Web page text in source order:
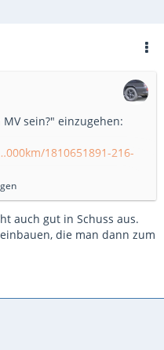
sein?" einzugehen:
1810651891-216-
der Farbe etwas
dach/1804829732-216-
"altem Cockpit" " ... das
wirklich geben sollen
diese Laufleistung.
auch gut in Schuss aus.
die man dann zum